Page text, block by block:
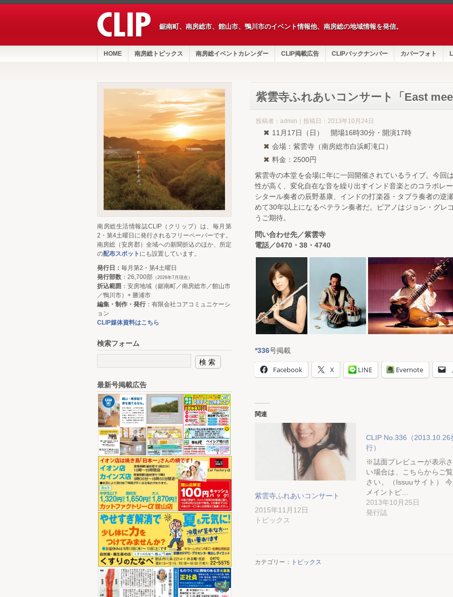
鋸南町、南房総市、館山市、鴨川市のイベント情報他、南房総の地域情報を発信。
HOME 南房総トピックス 南房総イベントカレンダー CLIP掲載広告 CLIPバックナンバー カバーフォト
紫雲寺ふれあいコンサート「East
投稿者：admin｜投稿日：2013年10月24日
11月17日（日） 開場16時30分・開演17時
会場：紫雲寺（南房総市白浜町滝口）
料金：2500円
紫雲寺の本堂を会場に年に一回開催されているライブ。今回
性が高く、変化自在な音を繰り出すインド音楽とのコラボレ
シタール奏者の辰野基康、インドの打楽器・タブラ奏者の逆
めて30年以上になるベテラン奏者だ。ピアノはジョン・グレ
うご期待。
問い合わせ先／紫雲寺
電話／0470・38・4740
*336号掲載
Facebook X LINE Evernote
関連
紫雲寺ふれあいコンサート
2015年11月12日
トピックス
CLIP No.336（2013.10.26
行）
※誌面プレビューが表示
い場合は、こちらからご
さい。（Issuuサイト）
メイントピ…
2013年10月25日
発行誌
カテゴリー： トピックス
南房総生活情報誌CLIP（クリップ）は、毎月第
2・第4土曜日に発行されるフリーペーパーです。
南房総（安房郡）全域への新聞折込のほか、所定
の配布スポット にも設置しています。
発行日： 毎月第2・第4土曜日
発行部数 ：26,700部 （2026年7月現在）
折込範囲 ：安房地域（鋸南町／南房総市／館山市
／鴨川市）+ 勝浦市
編集・制作・発行：有限会社コアコミュニケーシ
ョン
CLIP媒体資料はこちら
検索フォーム
最新号掲載広告